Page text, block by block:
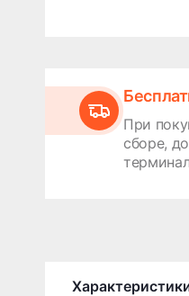
При
сборе,